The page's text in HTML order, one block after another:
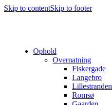
Skip to contentSkip to footer
Ophold
Overnatning
Fiskergade
Langebro
Lillestranden
Romsø